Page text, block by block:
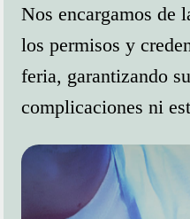
Nos encargamos de
los permisos y
feria, garantizando
complicaciones ni